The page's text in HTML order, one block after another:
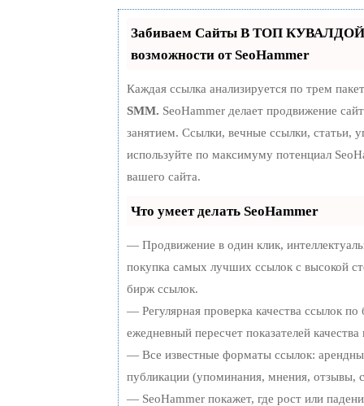
Забиваем Сайты В ТОП
возможности от SeoHammer
Каждая ссылка анализируется по трем
SMM. SeoHammer делает продвижение
занятием. Ссылки, вечные ссылки, статьи,
используйте по максимуму потенциал
вашего сайта.
Что умеет делать SeoHammer
— Продвижение в один клик,
покупка самых лучших ссылок с высокой
бирж ссылок.
— Регулярная проверка качества ссылок
ежедневный пересчет показателей качества
— Все известные форматы ссылок:
публикации (упоминания, мнения, отзывы,
— SeoHammer покажет, где рост или